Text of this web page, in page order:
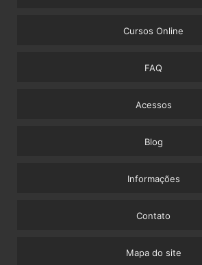
Cursos Online
FAQ
Acessos
Blog
Informações
Contato
Mapa do site